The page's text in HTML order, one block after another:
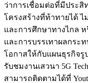
ว่าการเชื่อมต่อที่มีประสิ
โครงสร้างที่ท้าทายได้
และการศึกษาทางไกล ห
และการบรรเทาผลกระ
โอกาสให้กับแผนธุรกิจรู
รับชมงานเสวนา 5G
สามารถติดตามได้ที่